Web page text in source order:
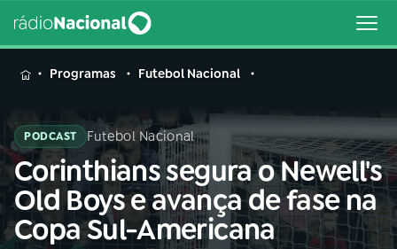
MENU
Buscar
na
Rádio
Nacional
Buscar
Programas Futebol Nacional
PODCAST Futebol Nacional
Corinthians segura o Newell's
Old Boys e avança de fase na
Copa Sul-Americana